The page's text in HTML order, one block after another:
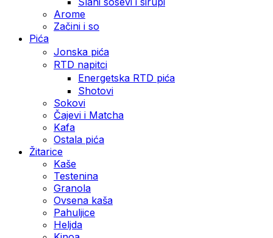
Arome
Začini i so
Pića
Jonska pića
RTD napitci
Energetska RTD pića
Shotovi
Sokovi
Čajevi i Matcha
Kafa
Ostala pića
Žitarice
Kaše
Testenina
Granola
Ovsena kaša
Pahuljice
Heljda